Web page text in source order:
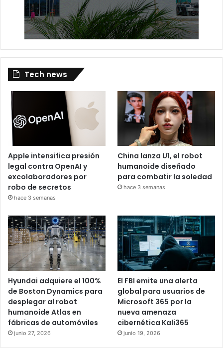
Tech news
Apple intensifica presión
legal contra OpenAI y
excolaboradores por
robo de secretos
hace 3 semanas
China lanza U1, el robot
humanoide diseñado
para combatir la soledad
hace 3 semanas
Hyundai adquiere el 100%
de Boston Dynamics para
desplegar al robot
humanoide Atlas en
fábricas de automóviles
junio 27, 2026
El FBI emite una alerta
global para usuarios de
Microsoft 365 por la
nueva amenaza
cibernética Kali365
junio 19, 2026